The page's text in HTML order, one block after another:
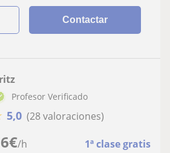
Contactar
€/h 1ª clase gratis
Profesor Verificado
5,0 (28 valoraciones)